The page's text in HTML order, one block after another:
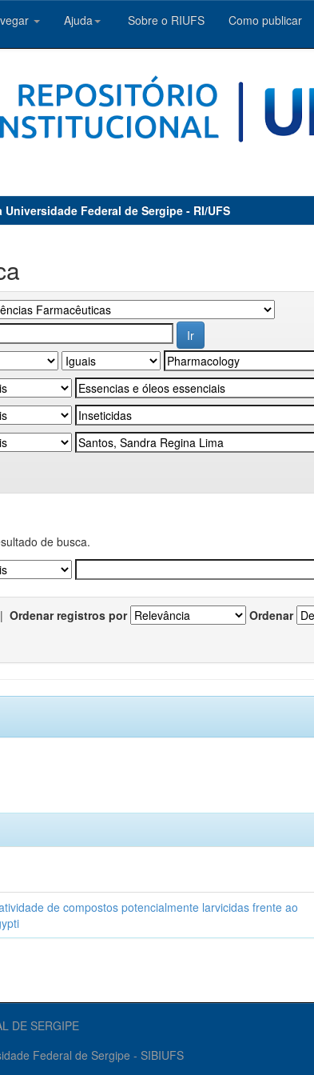
Ajuda Sobre o RIUFS Como publicar
Federal de Sergipe - RI/UFS
de busca.
| Ordenar registros por Ordenar
de compostos potencialmente larvicidas frente ao
DE SERGIPE
Federal de Sergipe - SIBIUFS